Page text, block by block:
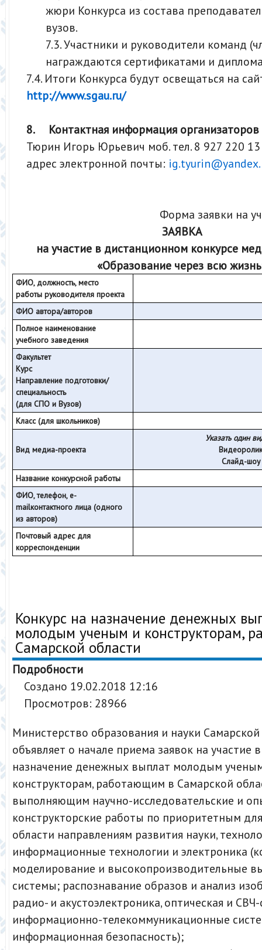
жюри Конкурса из состава
вузов.
7.3. Участники и руководители команд
награждаются сертификатами и
7.4. Итоги Конкурса будут освещаться на
http://www.sgau.ru/
8. Контактная информация организаторов
Тюрин Игорь Юрьевич моб. тел. 8 927 220
адрес электронной почты:
Форма заявки на
ЗАЯВКА
на участие в дистанционном конкурсе
«Образование через всю
ФИО, должность, место
работы руководителя проекта
ФИО автора/авторов
Полное наименование
учебного заведения
Факультет
Курс
Направление подготовки/
специальность
(для СПО и Вузов)
Класс (для школьников)
Вид медиа-проекта
Указать один
Видеоролик
Слайд-шоу
Название конкурсной работы
ФИО, телефон, e-
mailконтактного лица (одного
из авторов)
Почтовый адрес для
корреспонденции
Конкурс на назначение денежных
молодым ученым и конструкторам,
Самарской области
Подробности
Создано 19.02.2018 12:16
Просмотров: 28966
Министерство образования и науки
объявляет о начале приема заявок на участие
назначение денежных выплат молодым
конструкторам, работающим в Самарской
выполняющим научно-исследовательские и
конструкторские работы по приоритетным
области направлениям развития науки,
информационные технологии и электроника
моделирование и высокопроизводительные
системы; распознавание образов и анализ
радио- и акустоэлектроника, оптическая и СВЧ-
информационно-телекоммуникационные
информационная безопасность);